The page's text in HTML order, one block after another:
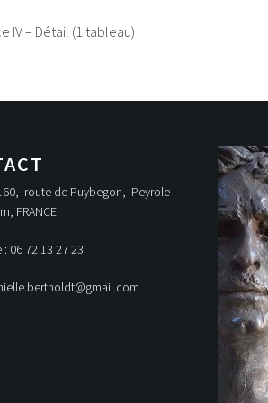
IV – Détail (1 tableau)
route de Puybegon, Peyrole
FRANCE
06 72 13 27 23